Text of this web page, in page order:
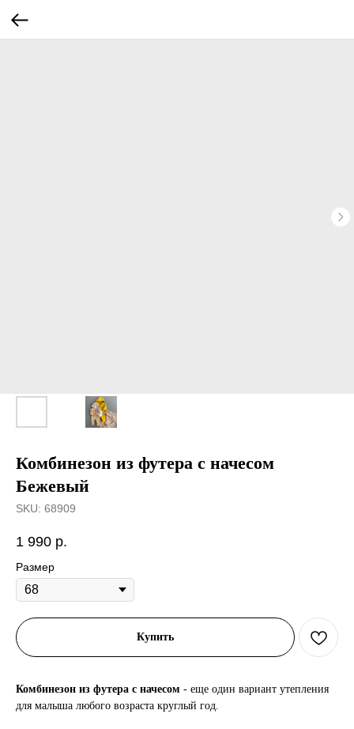
Комбинезон из футера с начесом
Бежевый
SKU: 68909
1 990 р.
Размер
Купить
Комбинезон из футера с начесом - еще один вариант утепления
для малыша любого возраста круглый год.